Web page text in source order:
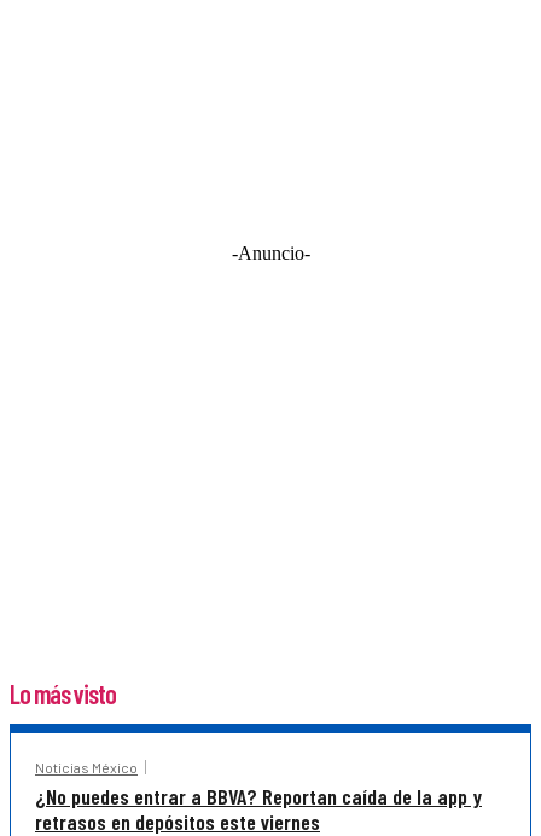
-Anuncio-
Lo más visto
Noticias México
¿No puedes entrar a BBVA? Reportan caída de la app y
retrasos en depósitos este viernes